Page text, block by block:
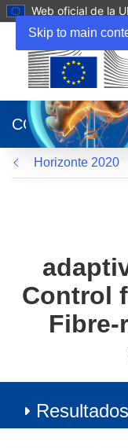
Skip to main
Web oficial de la
abrirá
en
una
nueva
ventana)
CORDIS
Horizonte 2020
Control
Fibre-